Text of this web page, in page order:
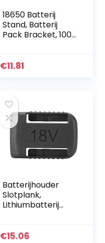
18650 Batterij
Stand, Batterij
Pack Bracket, 100
18650 Batterij
€11.81
Batterijhouder
Slotplank,
Lithiumbatterij
€15.06